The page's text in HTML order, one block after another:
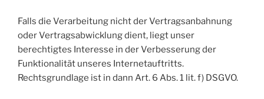
Falls die Verarbeitung nicht der Vertragsanbahnung
oder Vertragsabwicklung dient, liegt unser
berechtigtes Interesse in der Verbesserung der
Funktionalität unseres Internetauftritts.
Rechtsgrundlage ist in dann Art. 6 Abs. 1 lit. f) DSGVO.